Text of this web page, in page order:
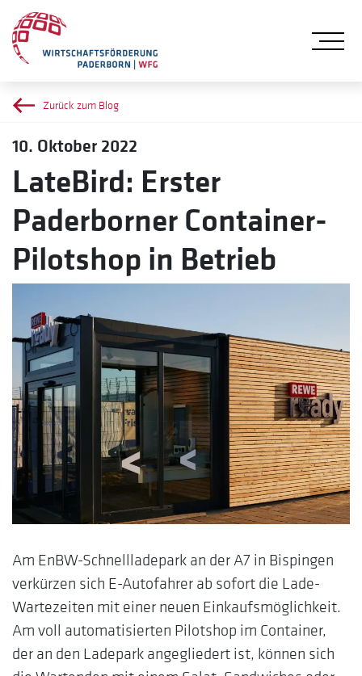
Zurück zum Blog
10. Oktober 2022
LateBird: Erster
Paderborner Container-
Pilotshop in Betrieb
Am EnBW-Schnellladepark an der A7 in Bispingen
verkürzen sich E-Autofahrer ab sofort die Lade-
Wartezeiten mit einer neuen Einkaufsmöglichkeit.
Am voll automatisierten Pilotshop im Container,
der an den Ladepark angegliedert ist, können sich